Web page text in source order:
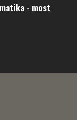
- most